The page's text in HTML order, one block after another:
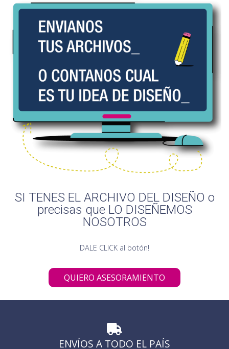
SI TENES EL ARCHIVO DEL DISEÑO o
precisas que LO DISEÑEMOS
NOSOTROS
DALE CLICK al botón!
QUIERO ASESORAMIENTO
ENVÍOS A TODO EL PAÍS